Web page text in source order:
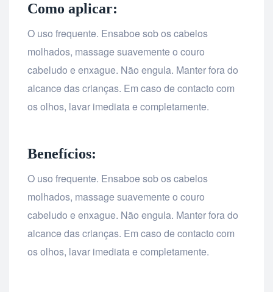
Como aplicar:
O uso frequente. Ensaboe sob os cabelos
molhados, massage suavemente o couro
cabeludo e enxague. Não engula. Manter fora do
alcance das crianças. Em caso de contacto com
os olhos, lavar imediata e completamente.
Benefícios:
O uso frequente. Ensaboe sob os cabelos
molhados, massage suavemente o couro
cabeludo e enxague. Não engula. Manter fora do
alcance das crianças. Em caso de contacto com
os olhos, lavar imediata e completamente.